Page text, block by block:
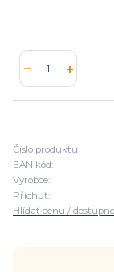
Číslo produktu:
EAN kód:
Výrobce:
Příchuť:
Hlídat cenu /